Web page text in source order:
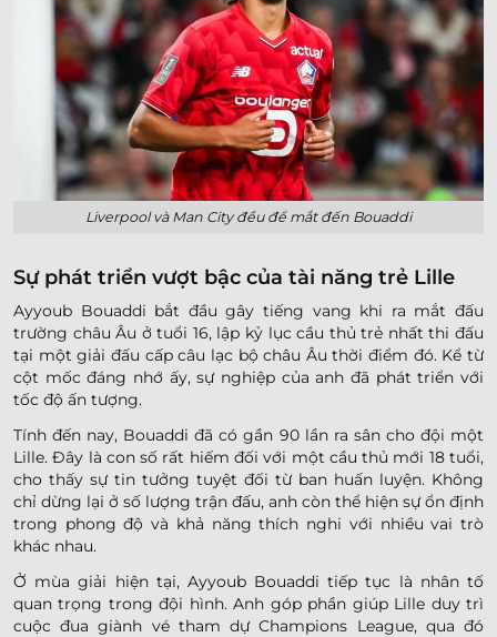
Liverpool và Man City đều để mắt đến Bouaddi
Sự phát triển vượt bậc của tài năng trẻ Lille
Ayyoub Bouaddi bắt đầu gây tiếng vang khi ra mắt đấu
trường châu Âu ở tuổi 16, lập kỷ lục cầu thủ trẻ nhất thi đấu
tại một giải đấu cấp câu lạc bộ châu Âu thời điểm đó. Kể từ
cột mốc đáng nhớ ấy, sự nghiệp của anh đã phát triển với
tốc độ ấn tượng.
Tính đến nay, Bouaddi đã có gần 90 lần ra sân cho đội một
Lille. Đây là con số rất hiếm đối với một cầu thủ mới 18 tuổi,
cho thấy sự tin tưởng tuyệt đối từ ban huấn luyện. Không
chỉ dừng lại ở số lượng trận đấu, anh còn thể hiện sự ổn định
trong phong độ và khả năng thích nghi với nhiều vai trò
khác nhau.
Ở mùa giải hiện tại, Ayyoub Bouaddi tiếp tục là nhân tố
quan trọng trong đội hình. Anh góp phần giúp Lille duy trì
cuộc đua giành vé tham dự Champions League, qua đó